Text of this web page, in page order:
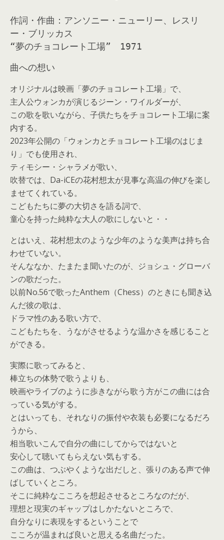
作詞・作曲：アンソニー・ニューリー、レスリ
ー・ブリッカス
“夢のチョコレート工場” 1971
曲への想い
オリジナルは映画「夢のチョコレート工場」で、
主人公ウォンカが演じるジーン・ワイルダーが、
この歌を歌いながら、子供たちをチョコレート工場に案
内する。
2023年公開の「ウォンカとチョコレート工場のはじま
り」でも使用され、
ティモシー・シャラメが歌い、
吹替では、Da-iCEの花村想太が見事な高温の伸びを楽し
ませてくれている。
こどもたちに夢の大切さを語る詞で、
童心を持った純粋な大人の歌にしないと・・
とはいえ、花村想太のような少年のような美声は持ち合
わせていない。
そんななか、たまたま聞いたのが、ジョシュ・グローバ
ンの歌だった。
以前No.56で歌ったAnthem（Chess）のときにも聞き込
んだ彼の歌は、
ドラマ性のある歌い方で、
こどもたちを、うながさせるような温かさを感じること
ができる。
実際に歌ってみると、
棒立ちの体勢で歌うよりも、
映画やライブのように歩きながら歌う方がこの曲には合
っている気がする。
とはいっても、それなりの振付や衣装も必要になるだろ
うから、
相当歌いこんで自分の曲にしてからではないと
安心して聴いてもらえない気もする。
この曲は、つぶやくような出だしと、張りのある声で伸
ばしていくところ。
そこに純粋なこころを想起させるところなのだが、
理想と現実のギャップはしかたないところで、
自分なりに表現をするということで
こころが温まれば良いと思える名曲だった。